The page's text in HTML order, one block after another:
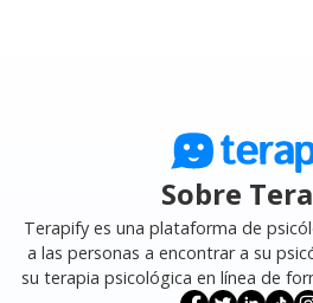
Sobre
Terapify es una plataforma de
a las personas a encontrar a su
su terapia psicológica en línea de